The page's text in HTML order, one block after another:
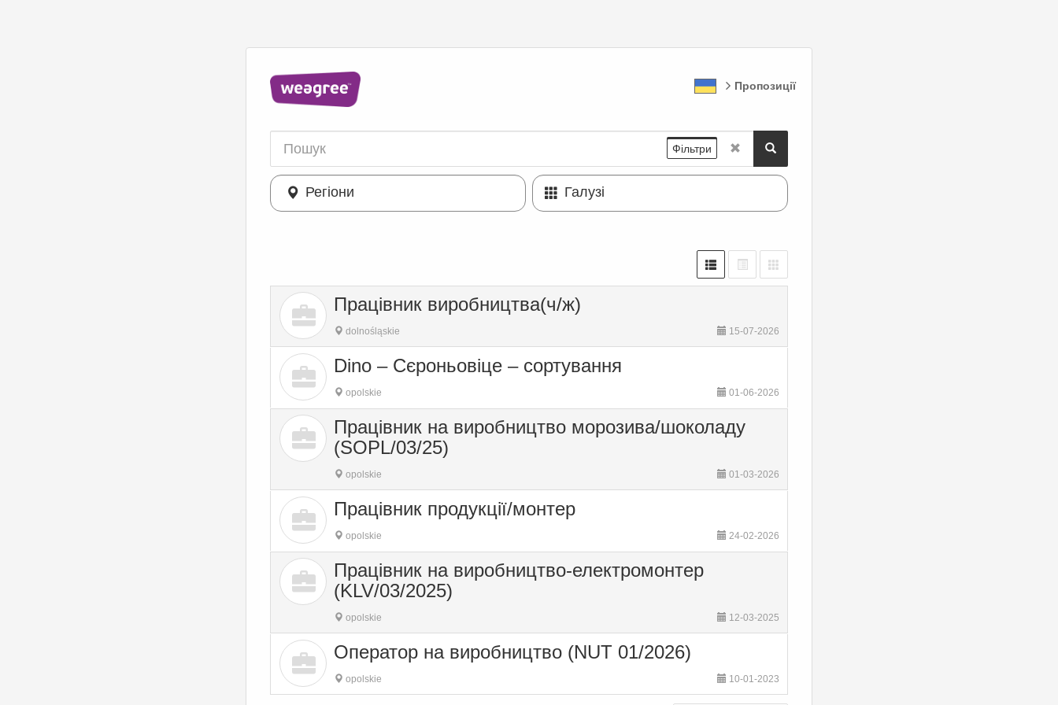
Пропозиції
Регіони Галузі
Фільтри
Працівник виробництва(ч/ж)
dolnośląskie 15-07-2026
Dino – Сєроньовіце – сортування
opolskie 01-06-2026
Працівник на виробництво морозива/шоколаду
(SOPL/03/25)
opolskie 01-03-2026
Працівник продукції/монтер
opolskie 24-02-2026
Працівник на виробництво-електромонтер
(KLV/03/2025)
opolskie 12-03-2025
Оператор на виробництво (NUT 01/2026)
opolskie 10-01-2023